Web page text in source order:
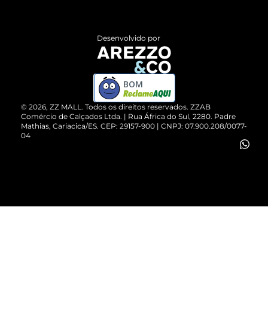
ZZ MALL é confiável
Cartão Presente
Vendas Corporativas
Devolução do Produto
Compre pelo WhatsApp
© 2026, ZZ MALL. Todos os direitos reservados. ZZAB
Comércio de Calçados Ltda. | Rua África do Sul, 2280. Padre
Mathias, Cariacica/ES. CEP: 29157-900 | CNPJ: 07.900.208/0077-
04
Desenvolvido por
BOM